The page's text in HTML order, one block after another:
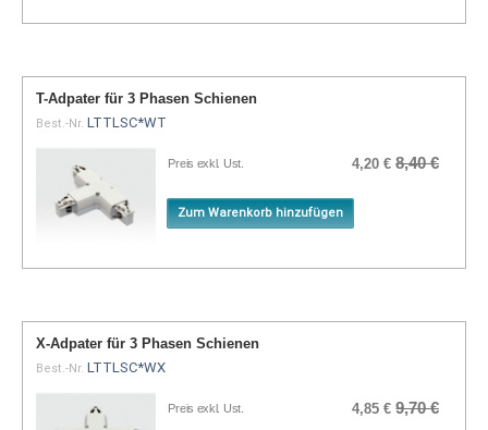
T-Adpater für 3 Phasen Schienen
Best.-Nr. LTTLSC*WT
Preis exkl. Ust. 4,20 € 8,40 €
Zum Warenkorb hinzufügen
X-Adpater für 3 Phasen Schienen
Best.-Nr. LTTLSC*WX
Preis exkl. Ust. 4,85 € 9,70 €